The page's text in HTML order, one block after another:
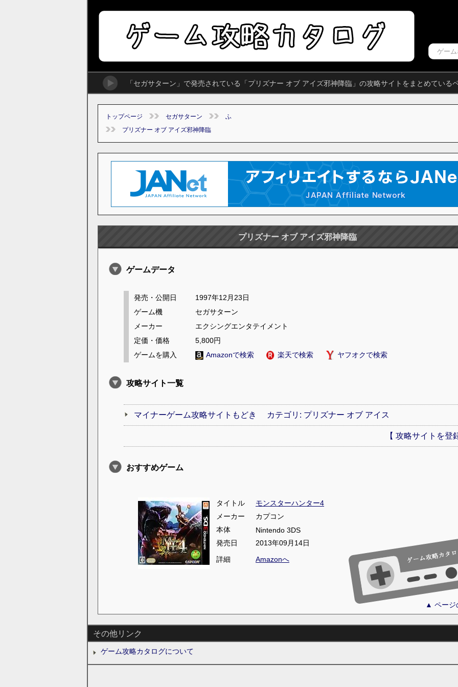
「セガサターン」で発売されている「プリズナー オブ アイズ邪神降臨」の攻略サイトをまとめている
トップページ セガサターン
ふ
プリズナー オブ アイズ邪神降臨
プリズナー オブ アイズ邪神降臨
ゲームデータ
発売・公開日
1997年12月23日
ゲーム機
セガサターン
メーカー
エクシングエンタテイメント
定価・価格
5,800円
ゲームを購入
Amazonで検索 楽天で検索 ヤフオクで検索
攻略サイト一覧
マイナーゲーム攻略サイトもどき カテゴリ: プリズナー オブ アイス
【 攻略サイトを登
おすすめゲーム
タイトル
モンスターハンター4
メーカー
カプコン
本体
Nintendo 3DS
発売日
2013年09月14日
詳細
Amazonへ
▲ ページ
その他リンク
ゲーム攻略カタログについて